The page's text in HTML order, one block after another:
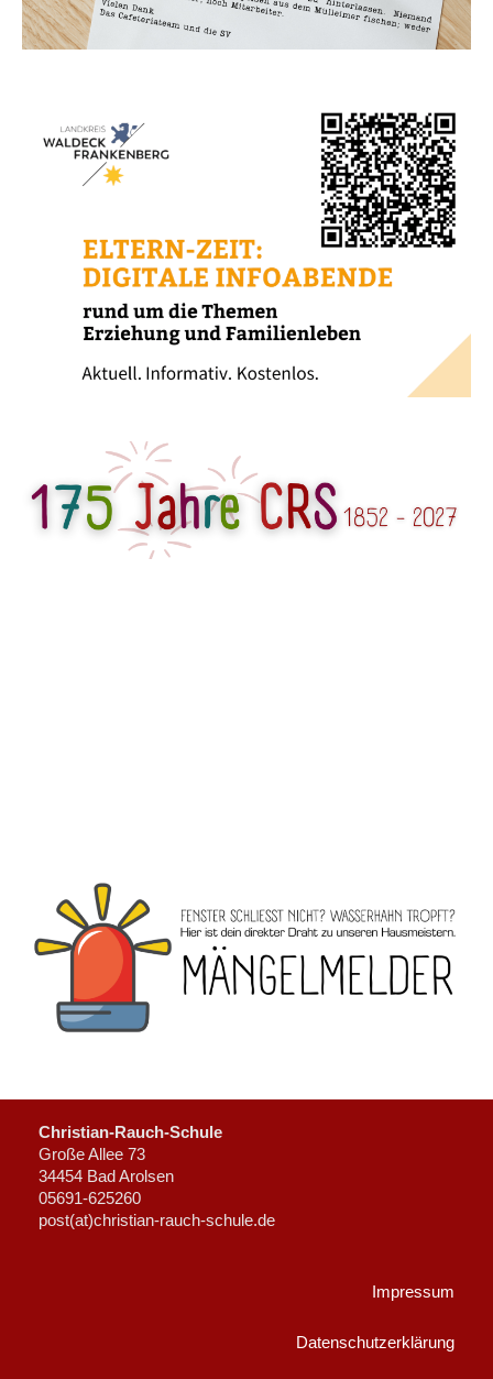
Christian-Rauch-Schule
Große Allee 73
34454 Bad Arolsen
05691-625260
post(at)christian-rauch-schule.de
Impressum
Datenschutzerklärung